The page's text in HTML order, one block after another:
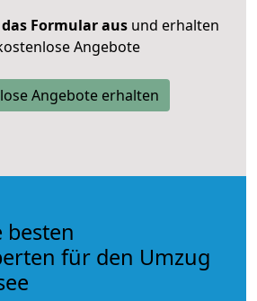
Formular ausund erhalten
Angebote
Angebote erhalten
besten
für den Umzug